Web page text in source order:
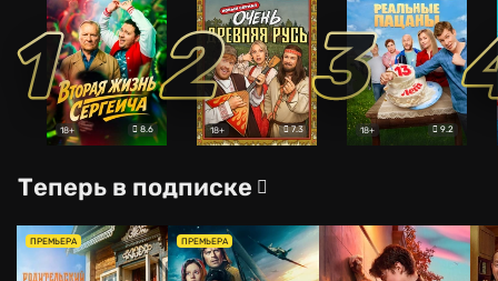
1
18+ 8.6
2
18+ 7.3
3
18+ 9.2
Теперь в подписке
ПРЕМЬЕРА ПРЕМЬЕРА